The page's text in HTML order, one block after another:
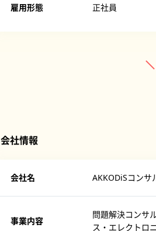
雇用形態 正社員
会社情報
会社名 AKKODiSコンサ
事業内容
問題解決コンサ
ス・エレクトロ